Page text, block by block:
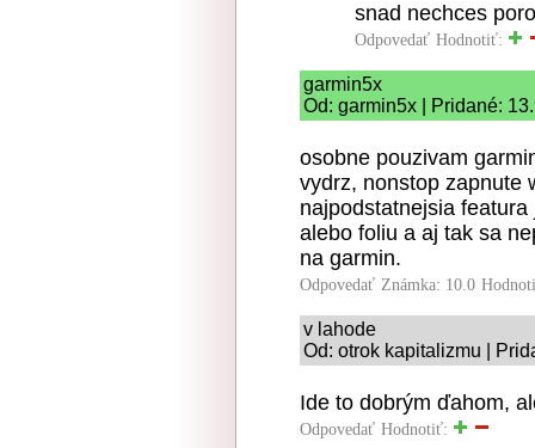
snad nechces
Odpovedať Hodnotiť:
garmin5x
Od: garmin5x | Pridané:
osobne pouzivam
vydrz, nonstop zapnute
najpodstatnejsia
alebo foliu a aj tak sa
na garmin.
Odpovedať Známka: 10.0
v lahode
Od: otrok kapitalizmu |
Ide to dobrým ďahom,
Odpovedať Hodnotiť: